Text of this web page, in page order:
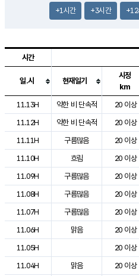
+1시간 +3시간 +12
도시별 기상실황표로 지점, 날씨, 기
시간
일.시 현재일기
시정
km
11.13H
약한 비 단속적 20 이상
11.12H
약한 비 단속적 20 이상
11.11H
구름많음 20 이상
11.10H
흐림 20 이상
11.09H
구름많음 20 이상
11.08H
구름많음 20 이상
11.07H
구름많음 20 이상
11.06H
맑음 20 이상
11.05H
20 이상
11.04H
맑음 20 이상